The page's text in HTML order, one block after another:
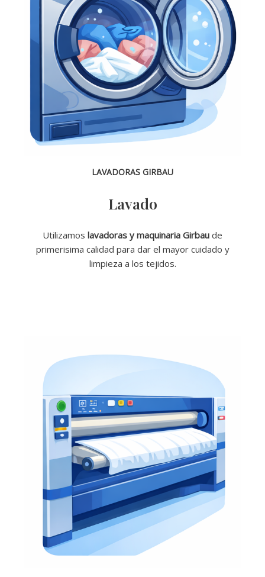
LAVADORAS GIRBAU
Lavado
Utilizamos lavadoras y maquinaria Girbau de
primerisima calidad para dar el mayor cuidado y
limpieza a los tejidos.